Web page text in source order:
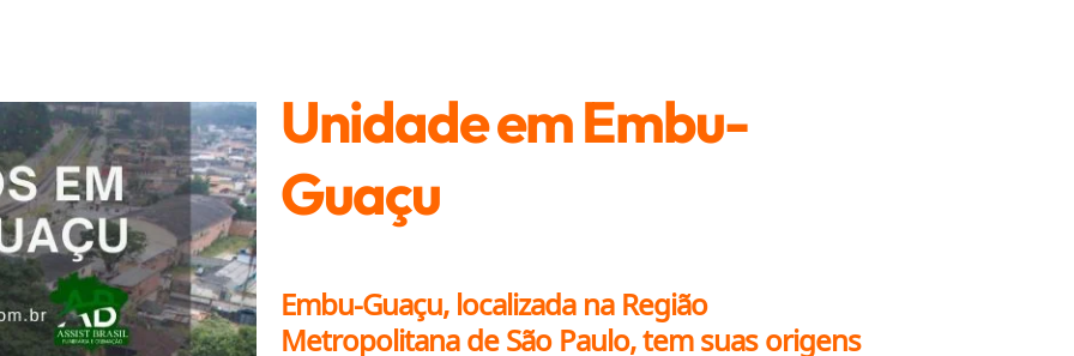
Unidade em Embu-
Guaçu
Embu-Guaçu, localizada na Região
Metropolitana de São Paulo, tem suas origens